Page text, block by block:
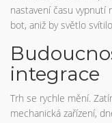
nastavení času vypnutí
bot, aniž by světlo
integrace
Trh se rychle mění.
mechanická zařízení,